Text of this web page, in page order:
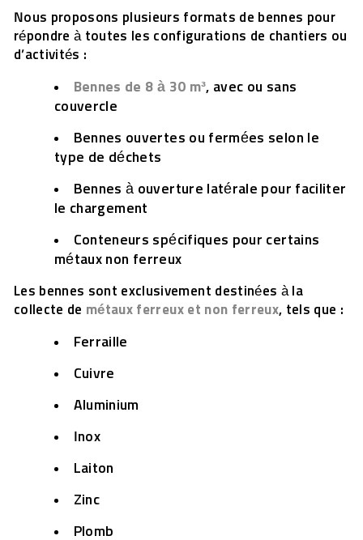
Nous proposons plusieurs formats de bennes pour
répondre à toutes les configurations de chantiers ou
d’activités :
Bennes de 8 à 30 m³, avec ou sans
couvercle
Bennes ouvertes ou fermées selon le
type de déchets
Bennes à ouverture latérale pour faciliter
le chargement
Conteneurs spécifiques pour certains
métaux non ferreux
Les bennes sont exclusivement destinées à la
collecte de métaux ferreux et non ferreux, tels que :
Ferraille
Cuivre
Aluminium
Inox
Laiton
Zinc
Plomb